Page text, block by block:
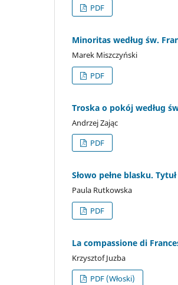
PDF
Minoritas według św.
Marek Miszczyński
PDF
Troska o pokój według
Andrzej Zając
PDF
Słowo pełne blasku.
Paula Rutkowska
PDF
La compassione di
Krzysztof Juzba
PDF (Włoski)